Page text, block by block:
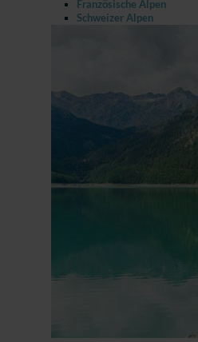
Französische Alpen
Schweizer Alpen